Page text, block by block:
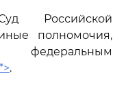
Российской
полномочия,
.